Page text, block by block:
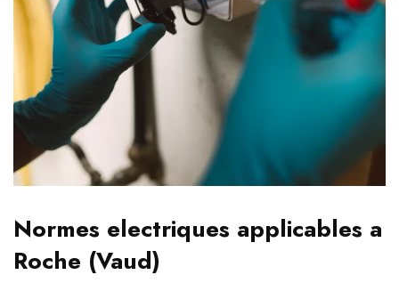
Normes electriques applicables a
Roche (Vaud)